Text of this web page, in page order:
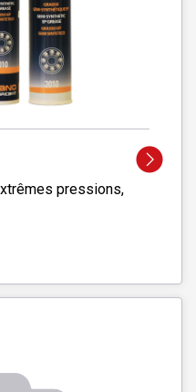
pressions,